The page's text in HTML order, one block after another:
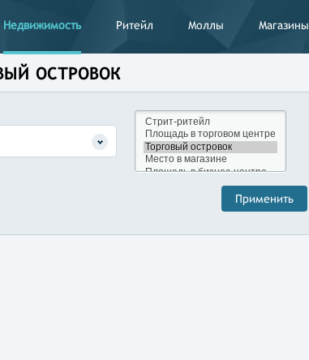
Недвижимость Ритейл Моллы Магазины
ОСТРОВОК